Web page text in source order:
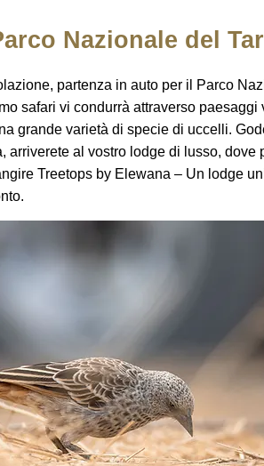
Nazionale del
partenza in auto per il Parco
safari vi condurrà attraverso
grande varietà di specie di uccelli.
arriverete al vostro lodge di lusso,
Treetops by Elewana – Un lodge